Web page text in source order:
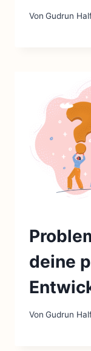
Von Gudrun
deine
Von Gudrun